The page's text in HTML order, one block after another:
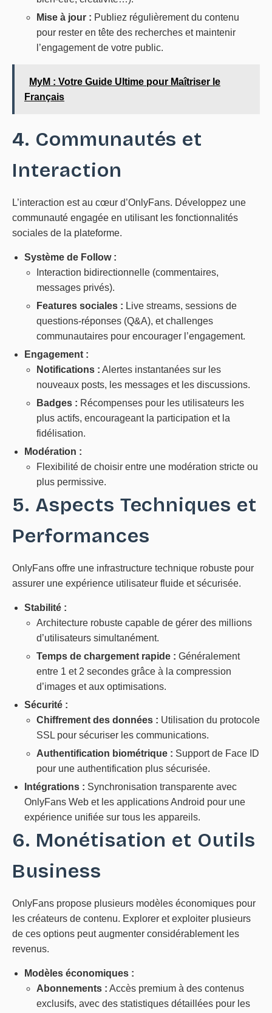
Mise à jour : Publiez régulièrement du contenu
pour rester en tête des recherches et maintenir
l’engagement de votre public.
MyM : Votre Guide Ultime pour Maîtriser le
Français
4. Communautés et
Interaction
L’interaction est au cœur d’OnlyFans. Développez une
communauté engagée en utilisant les fonctionnalités
sociales de la plateforme.
Système de Follow :
Interaction bidirectionnelle (commentaires,
messages privés).
Features sociales : Live streams, sessions de
questions-réponses (Q&A), et challenges
communautaires pour encourager l’engagement.
Engagement :
Notifications : Alertes instantanées sur les
nouveaux posts, les messages et les discussions.
Badges : Récompenses pour les utilisateurs les
plus actifs, encourageant la participation et la
fidélisation.
Modération :
Flexibilité de choisir entre une modération stricte ou
plus permissive.
5. Aspects Techniques et
Performances
OnlyFans offre une infrastructure technique robuste pour
assurer une expérience utilisateur fluide et sécurisée.
Stabilité :
Architecture robuste capable de gérer des millions
d’utilisateurs simultanément.
Temps de chargement rapide : Généralement
entre 1 et 2 secondes grâce à la compression
d’images et aux optimisations.
Sécurité :
Chiffrement des données : Utilisation du protocole
SSL pour sécuriser les communications.
Authentification biométrique : Support de Face ID
pour une authentification plus sécurisée.
Intégrations : Synchronisation transparente avec
OnlyFans Web et les applications Android pour une
expérience unifiée sur tous les appareils.
6. Monétisation et Outils
Business
OnlyFans propose plusieurs modèles économiques pour
les créateurs de contenu. Explorer et exploiter plusieurs
de ces options peut augmenter considérablement les
revenus.
Modèles économiques :
Abonnements : Accès premium à des contenus
exclusifs, avec des statistiques détaillées pour les